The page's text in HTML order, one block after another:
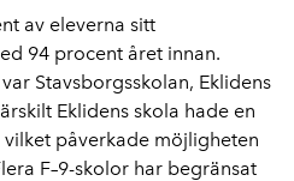
av eleverna sitt
94 procent året innan.
Stavsborgsskolan, Eklidens
Eklidens skola hade en
påverkade möjligheten
F–9-skolor har begränsat